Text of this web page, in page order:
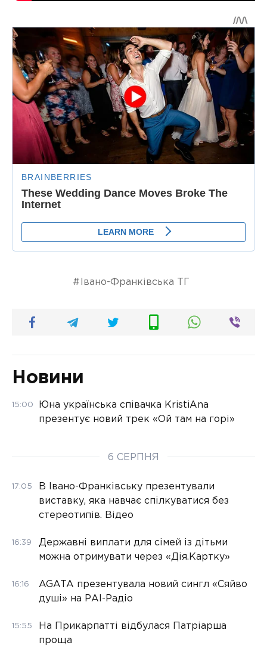
Івано-Франківська ТГ
Новини
15:00
Юна українська співачка KristiAna
презентує новий трек «Ой там на горі»
6 СЕРПНЯ
17:05
В Івано-Франківську презентували
виставку, яка навчає спілкуватися без
стереотипів. Відео
16:39
Державні виплати для сімей із дітьми
можна отримувати через «Дія.Картку»
16:16
AGATA презентувала новий сингл «Сяйво
душі» на РАІ-Радіо
15:55
На Прикарпатті відбулася Патріарша
проща